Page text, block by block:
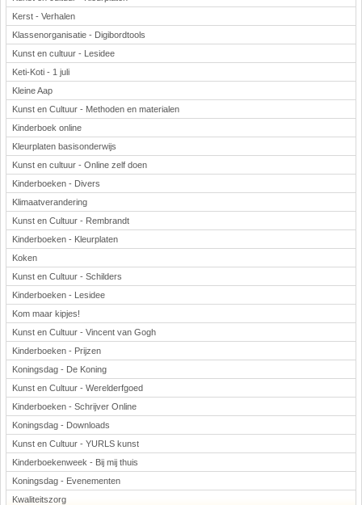
Kerst - Verhalen
Klassenorganisatie - Digibordtools
Kunst en cultuur - Lesidee
Keti-Koti - 1 juli
Kleine Aap
Kunst en Cultuur - Methoden en materialen
Kinderboek online
Kleurplaten basisonderwijs
Kunst en cultuur - Online zelf doen
Kinderboeken - Divers
Klimaatverandering
Kunst en Cultuur - Rembrandt
Kinderboeken - Kleurplaten
Koken
Kunst en Cultuur - Schilders
Kinderboeken - Lesidee
Kom maar kipjes!
Kunst en Cultuur - Vincent van Gogh
Kinderboeken - Prijzen
Koningsdag - De Koning
Kunst en Cultuur - Werelderfgoed
Kinderboeken - Schrijver Online
Koningsdag - Downloads
Kunst en Cultuur - YURLS kunst
Kinderboekenweek - Bij mij thuis
Koningsdag - Evenementen
Kwaliteitszorg